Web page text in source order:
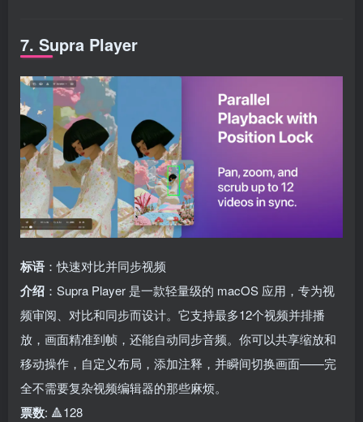
7. Supra Player
标语 ：快速对比并同步视频
介绍 ：Supra Player 是一款轻量级的 macOS 应用，专为视
频审阅、对比和同步而设计。它支持最多12个视频并排播
放，画面精准到帧，还能自动同步音频。你可以共享缩放和
移动操作，自定义布局，添加注释，并瞬间切换画面——完
全不需要复杂视频编辑器的那些麻烦。
票数: 🔺128